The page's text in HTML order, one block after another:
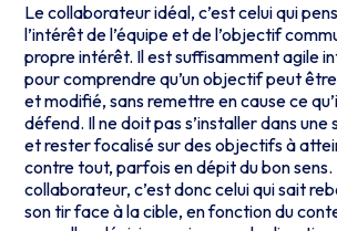
Le collaborateur idéal, c’est celui qui
l’intérêt de l’équipe et de l’objectif
propre intérêt. Il est suffisamment agile
pour comprendre qu’un objectif peut
et modifié, sans remettre en cause ce
défend. Il ne doit pas s’installer dans
et rester focalisé sur des objectifs à
contre tout, parfois en dépit du bon sens.
collaborateur, c’est donc celui qui sait
son tir face à la cible, en fonction du